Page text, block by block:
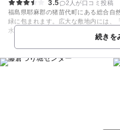
3.5
2人が口コミ投稿
福島県耶麻郡の猪苗代町にある総合自
緑に包まれます。広大な敷地内には、
水族館」、「バーベキューハウス」、
場」、「体験農園」などの施設が揃っ
空気を思い切り吸い込みながら、多彩
す。 釣竿レンタル/あり 釣った魚を
続きを